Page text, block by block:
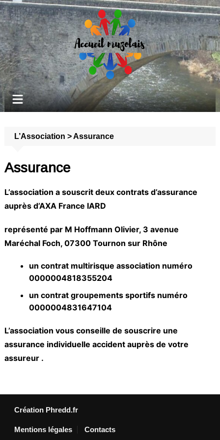
Aller
au
contenu
L’Association >Assurance
Assurance
L’association a souscrit deux contrats d’assurance
auprès d’AXA France IARD
représenté par M Hoffmann Olivier, 3 avenue
Maréchal Foch, 07300 Tournon sur Rhône
un contrat multirisque association numéro
0000004818355204
un contrat groupements sportifs numéro
0000004831647104
L’association vous conseille de souscrire une
assurance individuelle accidentauprès de votre
assureur .
Création Phredd.fr
Mentions légales Contacts